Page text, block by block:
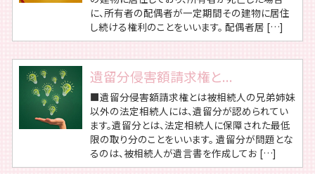
に、所有者の配偶者が一定期間その建物に居住
し続ける権利のことをいいます。 配偶者居 […]
遺留分侵害額請求権と...
■遺留分侵害額請求権とは被相続人の兄弟姉妹
以外の法定相続人には、遺留分が認められてい
ます。遺留分とは、法定相続人に保障された最低
限の取り分のことをいいます。 遺留分が問題とな
るのは、被相続人が遺言書を作成してお […]